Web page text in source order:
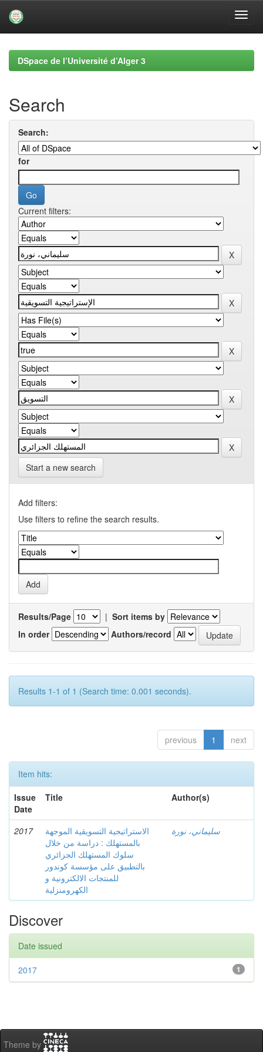
navigationDSpace de l’Université d’Alger 3
Search
Search:
for
Current filters:
Start a new search
Add filters:
Use filters to refine the search results.
Results/Page | Sort items by
In order
Authors/record
Results 1-1 of 1 (Search time: 0.001 seconds).
previous 1 next
Item hits:
Issue
Date
Title Author(s)
2017
الاستراتيجية التسويقية الموجهة
بالمستهلك : دراسة من خلال
سلوك المستهلك الجزائري
بالتطبيق على مؤسسة كوندور
للمنتجات الالكترونية و
الكهرومنزلية
سليماني، نورة
Discover
Date issued
1
2017
Theme by